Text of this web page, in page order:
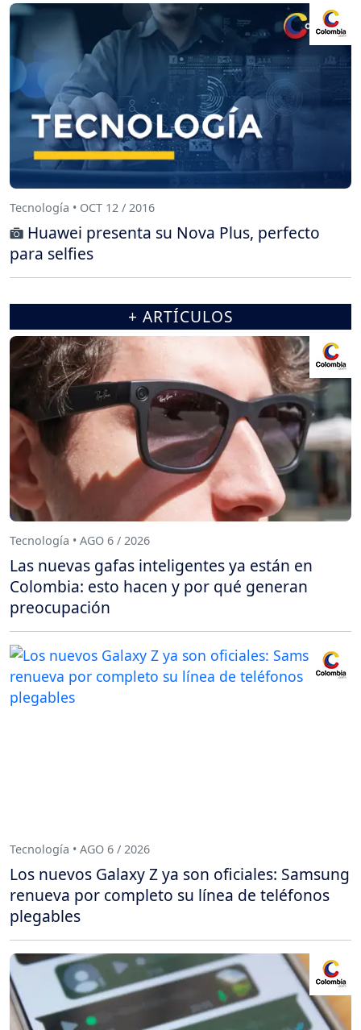
Tecnología • OCT 12 / 2016
Huawei presenta su Nova Plus, perfecto
para selfies
+ ARTÍCULOS
Tecnología • AGO 6 / 2026
Las nuevas gafas inteligentes ya están en
Colombia: esto hacen y por qué generan
preocupación
Tecnología • AGO 6 / 2026
Los nuevos Galaxy Z ya son oficiales: Samsung
renueva por completo su línea de teléfonos
plegables